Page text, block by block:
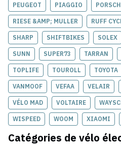
PEUGEOT PIAGGIO
RIESE &AMP; MULLER RUFF
SHARP SHIFTBIKES SOLEX
SUNN SUPER73 TARRAN
TOPLIFE TOUROLL TOYOTA
VANMOOF VEFAA VELAIR
VÉLO MAD VOLTAIRE
WISPEED WOOM XIAOMI
Catégories de vélo